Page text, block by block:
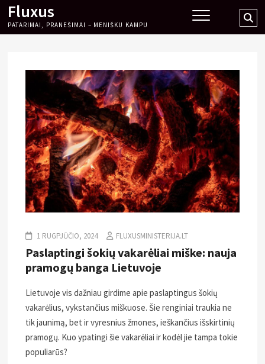
Skip
content
Fluxus
PATARIMAI, PRANEŠIMAI – MENIŠKU KAMPU
…
1 RUGPJŪČIO, 2024 FLUXUSMINISTERIJA.LT
Paslaptingi šokių vakarėliai miške: nauja
pramogų banga Lietuvoje
Lietuvoje vis dažniau girdime apie paslaptingus šokių
vakarėlius, vykstančius miškuose. Šie renginiai traukia ne
tik jaunimą, bet ir vyresnius žmones, ieškančius išskirtinių
pramogų. Kuo ypatingi šie vakarėliai ir kodėl jie tampa tokie
populiarūs?